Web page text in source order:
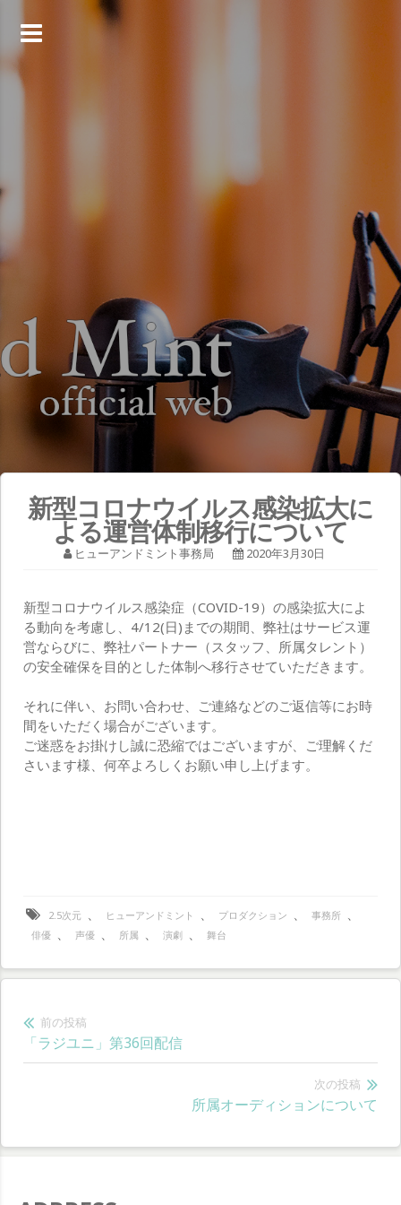
テ
ン
ッ
プ
新型コロナウイルス感染拡大に
よる運営体制移行について
ヒューアンドミント事務局 2020年3月30日
新型コロナウイルス感染症（COVID-19）の感染拡大によ
る動向を考慮し、4/12(日)までの期間、弊社はサービス運
営ならびに、弊社パートナー（スタッフ、所属タレント）
の安全確保を目的とした体制へ移行させていただきます。
それに伴い、お問い合わせ、ご連絡などのご返信等にお時
間をいただく場合がございます。
ご迷惑をお掛けし誠に恐縮ではございますが、ご理解くだ
さいます様、何卒よろしくお願い申し上げます。
2.5次元 、 ヒューアンドミント 、 プロダクション 、 事務所 、
俳優 、 声優 、 所属 、 演劇 、 舞台
投
稿
ゲ
前の投稿
前
の
「ラジユニ」第36回配信
次の投稿
投
所属オーディションについて